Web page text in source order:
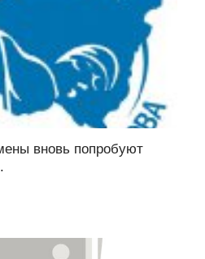
вновь попробуют